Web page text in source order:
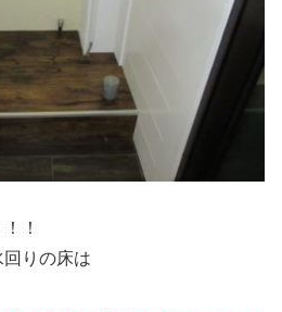
！
りの床は